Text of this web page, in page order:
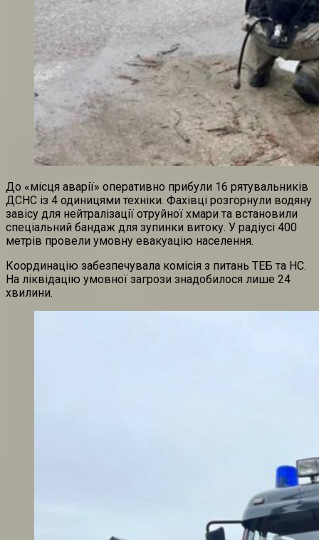
До «місця аварії» оперативно прибули 16 рятувальників
ДСНС із 4 одиницями техніки. Фахівці розгорнули водяну
завісу для нейтралізації отруйної хмари та встановили
спеціальний бандаж для зупинки витоку. У радіусі 400
метрів провели умовну евакуацію населення.
Координацію забезпечувала комісія з питань ТЕБ та НС.
На ліквідацію умовної загрози знадобилося лише 24
хвилини.